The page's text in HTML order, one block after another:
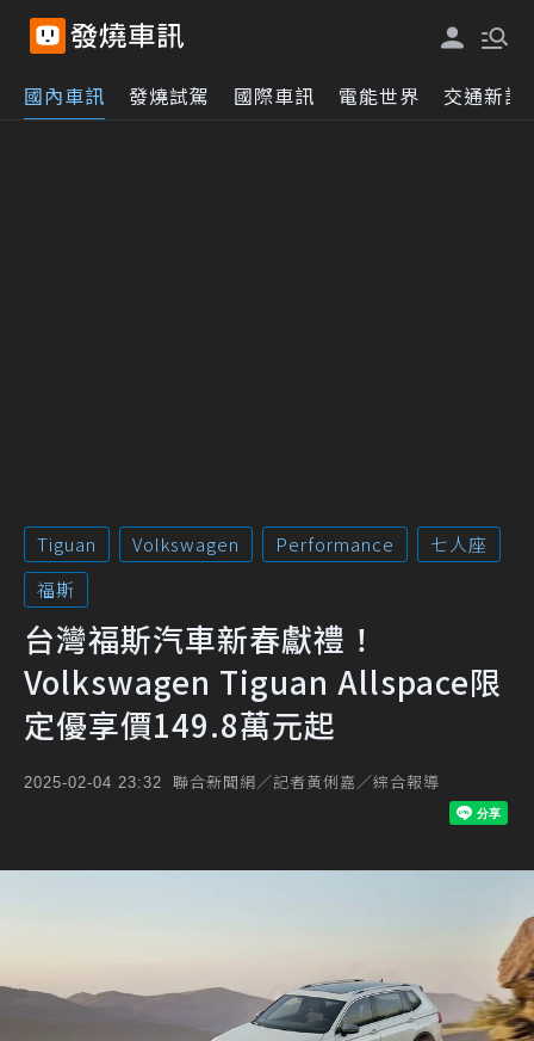
國內車訊 發燒試駕 國際車訊 電能世界 交通新訊
Tiguan Volkswagen Performance
七人座
福斯
台灣福斯汽車新春獻禮！
Volkswagen Tiguan Allspace限
定優享價149.8萬元起
2025-02-04 23:32 聯合新聞網／記者黃俐嘉／綜合報導